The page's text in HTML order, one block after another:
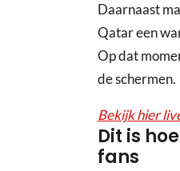
Daarnaast
Qatar een
Op dat
de schermen.
Bekijk hier
Dit is
fans